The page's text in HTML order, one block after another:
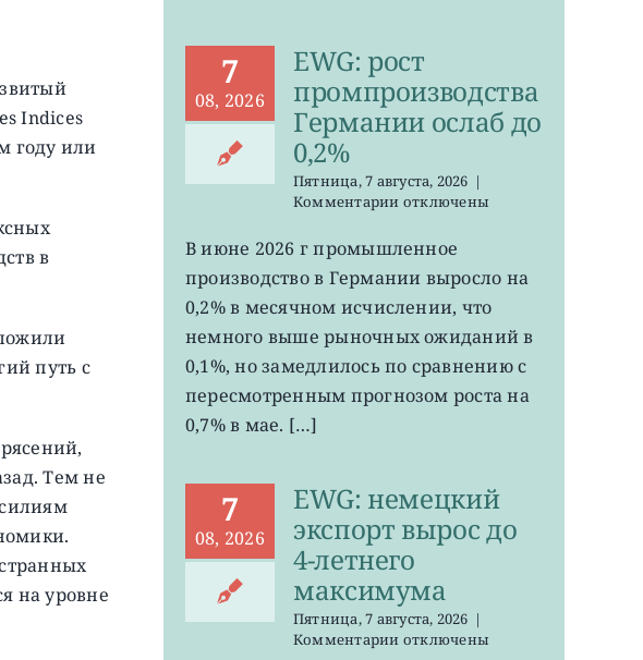
Indices
году или
в
путь с
Тем не
на уровне
7
08, 2026
EWG: рост
промпроизводства
Германии ослаб до
0,2%
Пятница, 7 августа, 2026 |
Комментариик
EWG:
рост
промпроизводства
Германии
до
0,2%
отключены
В июне 2026 г промышленное
производство в Германии выросло на
0,2% в месячном исчислении, что
немного выше рыночных ожиданий в
0,1%, но замедлилось по сравнению с
пересмотренным прогнозом роста на
0,7% в мае. […]
7
08, 2026
EWG: немецкий
экспорт вырос до
4-летнего
максимума
Пятница, 7 августа, 2026 |
Комментариикотключены